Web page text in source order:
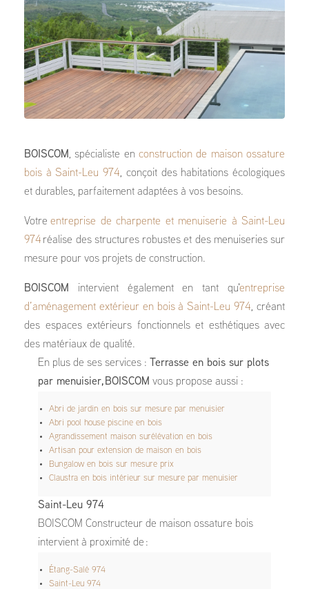
BOISCOM , spécialiste en construction de maison ossature
bois à Saint-Leu 974, conçoit des habitations écologiques
et durables, parfaitement adaptées à vos besoins.
Votreentreprise de charpente et menuiserie à Saint-Leu
974 réalise des structures robustes et des menuiseries sur
mesure pour vos projets de construction.
BOISCOM intervient également en tant qu'entreprise
d’aménagement extérieur en bois à Saint-Leu 974, créant
des espaces extérieurs fonctionnels et esthétiques avec
des matériaux de qualité.
En plus de ses services :
Terrasse en bois sur plots
par menuisier, BOISCOM vous propose aussi :
Abri de jardin en bois sur mesure par menuisier
Abri pool house piscine en bois
Agrandissement maison surélévation en bois
Artisan pour extension de maison en bois
Bungalow en bois sur mesure prix
Claustra en bois intérieur sur mesure par menuisier
Saint-Leu 974
BOISCOM Constructeur de maison ossature bois
intervient à proximité de :
Étang-Salé 974
Saint-Leu 974